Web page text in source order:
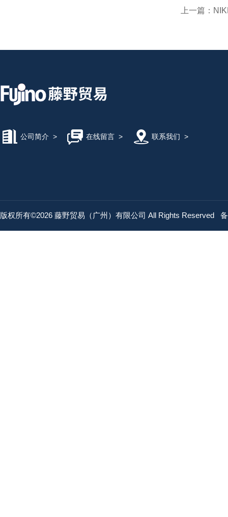
上一篇：
公司简介 > 在线留言> 联系我们 >
版权所有©2026 藤野贸易（广州）有限公司 All Rights Reserved